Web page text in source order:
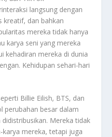
langsung dengan
kreatif, dan bahkan
mereka tidak hanya
karya seni yang mereka
kehadiran mereka di dunia
Kehidupan sehari-hari
Billie Eilish, BTS, dan
perubahan besar dalam
Mereka tidak
karya mereka, tetapi juga